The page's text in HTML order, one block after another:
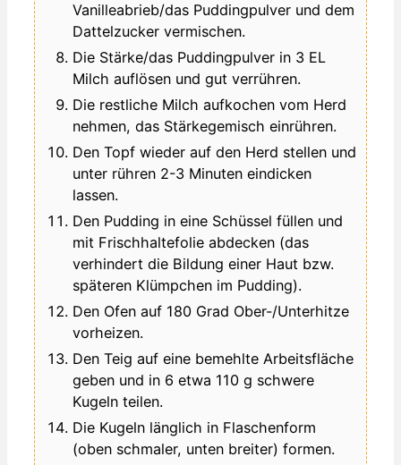
Vanilleabrieb/das Puddingpulver und dem
Dattelzucker vermischen.
Die Stärke/das Puddingpulver in 3 EL
Milch auflösen und gut verrühren.
Die restliche Milch aufkochen vom Herd
nehmen, das Stärkegemisch einrühren.
Den Topf wieder auf den Herd stellen und
unter rühren 2-3 Minuten eindicken
lassen.
Den Pudding in eine Schüssel füllen und
mit Frischhaltefolie abdecken (das
verhindert die Bildung einer Haut bzw.
späteren Klümpchen im Pudding).
Den Ofen auf 180 Grad Ober-/Unterhitze
vorheizen.
Den Teig auf eine bemehlte Arbeitsfläche
geben und in 6 etwa 110 g schwere
Kugeln teilen.
Die Kugeln länglich in Flaschenform
(oben schmaler, unten breiter) formen.